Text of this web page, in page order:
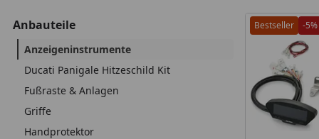
Anbauteile
Anzeigeninstrumente
Ducati Panigale Hitzeschild Kit
Fußraste & Anlagen
Griffe
Handprotektor
Bestseller -5%